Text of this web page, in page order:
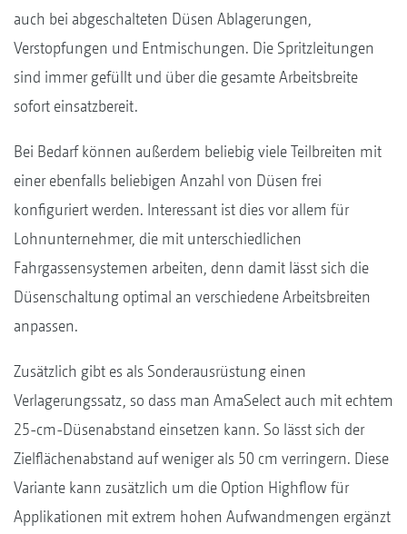
auch bei abgeschalteten Düsen Ablagerungen,
Verstopfungen und Entmischungen. Die Spritzleitungen
sind immer gefüllt und über die gesamte Arbeitsbreite
sofort einsatzbereit.
Bei Bedarf können außerdem beliebig viele Teilbreiten mit
einer ebenfalls beliebigen Anzahl von Düsen frei
konfiguriert werden. Interessant ist dies vor allem für
Lohnunternehmer, die mit unterschiedlichen
Fahrgassensystemen arbeiten, denn damit lässt sich die
Düsenschaltung optimal an verschiedene Arbeitsbreiten
anpassen.
Zusätzlich gibt es als Sonderausrüstung einen
Verlagerungssatz, so dass man AmaSelect auch mit echtem
25-cm-Düsenabstand einsetzen kann. So lässt sich der
Zielflächenabstand auf weniger als 50 cm verringern. Diese
Variante kann zusätzlich um die Option Highflow für
Applikationen mit extrem hohen Aufwandmengen ergänzt